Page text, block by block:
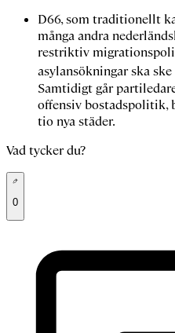
D66, som traditionellt
många andra
restriktiv
asylansökningar ska
Samtidigt går
offensiv bostadspolitik,
tio nya städer.
Vad tycker du?
0